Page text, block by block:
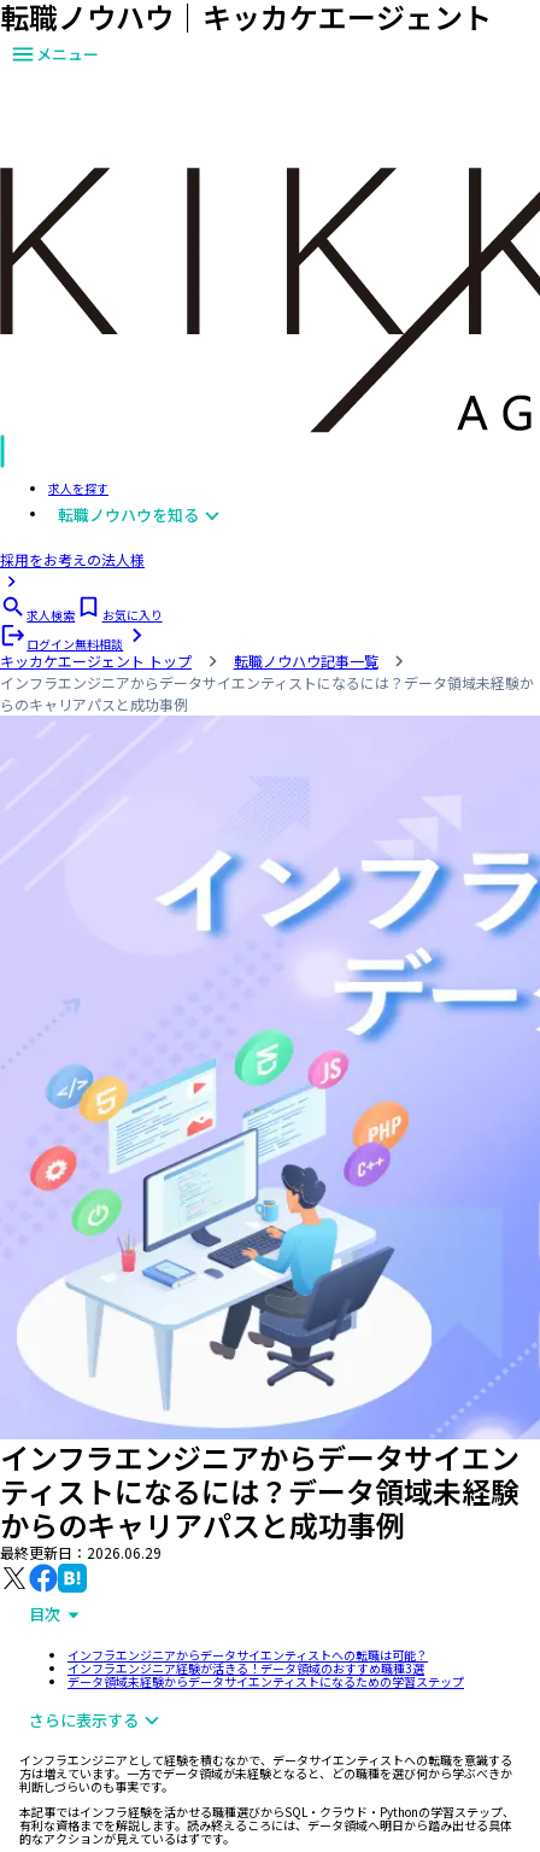
転職ノウハウ｜キッカケエージェント
メニュー
求人を探す
転職ノウハウを知る
採用をお考えの法人様
求人検索
お気に入り
ログイン無料相談
キッカケエージェント トップ
転職ノウハウ記事一覧
インフラエンジニアからデータサイエンティストになるには？データ領域未経験か
らのキャリアパスと成功事例
インフラエンジニアからデータサイエン
ティストになるには？データ領域未経験
からのキャリアパスと成功事例
最終更新日： 2026.06.29
目次
インフラエンジニアからデータサイエンティストへの転職は可能？
インフラエンジニア経験が活きる！データ領域のおすすめ職種3選
データ領域未経験からデータサイエンティストになるための学習ステップ
さらに表示する
インフラエンジニアとして経験を積むなかで、データサイエンティストへの転職を意識する
方は増えています。一方でデータ領域が未経験となると、どの職種を選び何から学ぶべきか
判断しづらいのも事実です。
本記事ではインフラ経験を活かせる職種選びからSQL・クラウド・Pythonの学習ステップ、
有利な資格までを解説します。読み終えるころには、データ領域へ明日から踏み出せる具体
的なアクションが見えているはずです。